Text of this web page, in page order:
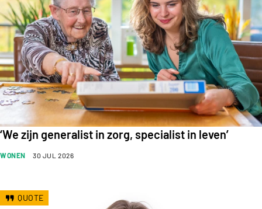
WONEN 30 JUL 2026
‘We zijn generalist in zorg, specialist in leven’
QUOTE